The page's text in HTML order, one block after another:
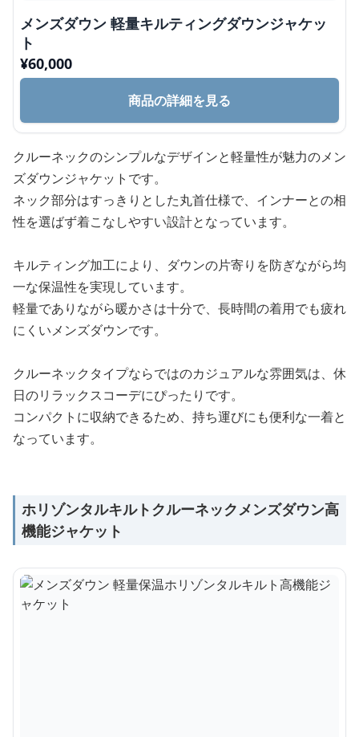
メンズダウン 軽量キルティングダウンジャケッ
ト
¥60,000
商品の詳細を見る
クルーネックのシンプルなデザインと軽量性が魅力のメン
ズダウンジャケットです。
ネック部分はすっきりとした丸首仕様で、インナーとの相
性を選ばず着こなしやすい設計となっています。
キルティング加工により、ダウンの片寄りを防ぎながら均
一な保温性を実現しています。
軽量でありながら暖かさは十分で、長時間の着用でも疲れ
にくいメンズダウンです。
クルーネックタイプならではのカジュアルな雰囲気は、休
日のリラックスコーデにぴったりです。
コンパクトに収納できるため、持ち運びにも便利な一着と
なっています。
ホリゾンタルキルトクルーネックメンズダウン高
機能ジャケット